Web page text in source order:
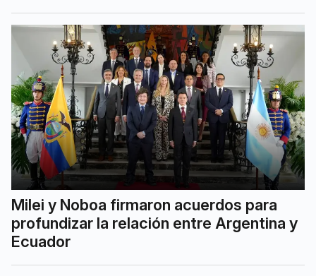
Milei y Noboa firmaron acuerdos para
profundizar la relación entre Argentina y
Ecuador